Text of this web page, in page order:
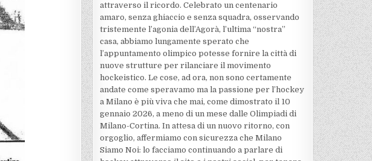
attraverso il ricordo. Celebrato un centenario
amaro, senza ghiaccio e senza squadra, osservando
tristemente l’agonia dell’Agorà, l’ultima “nostra”
casa, abbiamo lungamente sperato che
l’appuntamento olimpico potesse fornire la città di
nuove strutture per rilanciare il movimento
hockeistico. Le cose, ad ora, non sono certamente
andate come speravamo ma la passione per l’hockey
a Milano è più viva che mai, come dimostrato il 10
gennaio 2026, a meno di un mese dalle Olimpiadi di
Milano-Cortina. In attesa di un nuovo ritorno, con
orgoglio, affermiamo con sicurezza che Milano
Siamo Noi: lo facciamo continuando a parlare di